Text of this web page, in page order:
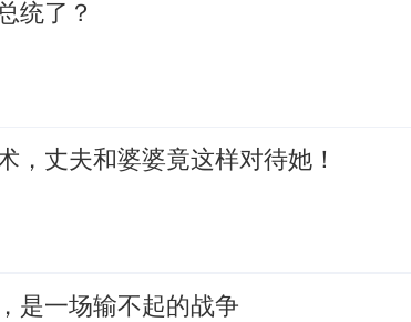
统了？
，丈夫和婆婆竟这样对待她！
是一场输不起的战争